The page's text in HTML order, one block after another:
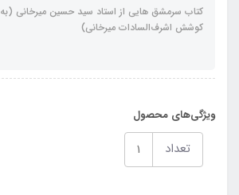
کتاب سرمشق هایی از استاد سید حسین میرخانی (به
کوشش اشرف‌السادات میرخانی)
ویژگی‌های محصول
تعداد